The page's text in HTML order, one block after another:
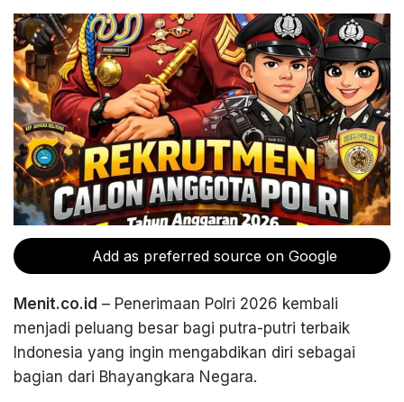
Add as preferred source on Google
Menit.co.id – Penerimaan Polri 2026 kembali
menjadi peluang besar bagi putra-putri terbaik
Indonesia yang ingin mengabdikan diri sebagai
bagian dari Bhayangkara Negara.